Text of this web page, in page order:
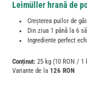
Leimüller hrană de
Creșterea puilor de
Din ziua 1 până la 6
Ingrediente perfect
Conținut: 25 kg (10 RON / 1
Variante de la 126 RON